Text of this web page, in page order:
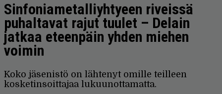
Sinfoniametalliyhtyeen riveissä
puhaltavat rajut tuulet – Delain
jatkaa eteenpäin yhden miehen
voimin
Koko jäsenistö on lähtenyt omille teilleen
kosketinsoittajaa lukuunottamatta.